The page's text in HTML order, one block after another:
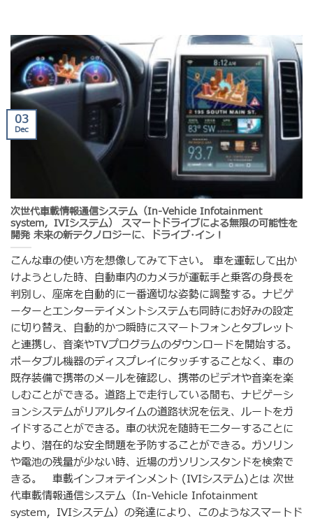
次世代車載情報通信システム（In-Vehicle Infotainment
system，IVIシステム） スマートドライブによる無限の可能性を
開発 未来の新テクノロジーに、ドライブ･イン！
こんな車の使い方を想像してみて下さい。 車を運転して出か
けようとした時、自動車内のカメラが運転手と乗客の身長を
判別し、座席を自動的に一番適切な姿勢に調整する。ナビゲ
ーターとエンターテイメントシステムも同時にお好みの設定
に切り替え、自動的かつ瞬時にスマートフォンとタブレット
と連携し、音楽やTVプログラムのダウンロードを開始する。
ポータブル機器のディスプレイにタッチすることなく、車の
既存装備で携帯のメールを確認し、携帯のビデオや音楽を楽
しむことができる。道路上で走行している間も、ナビゲーシ
ョンシステムがリアルタイムの道路状況を伝え、ルートをガ
イドすることができる。車の状況を随時モニターすることに
より、潜在的な安全問題を予防することができる。ガソリン
や電池の残量が少ない時、近場のガソリンスタンドを検索で
きる。 車載インフォテインメント (IVIシステム)とは 次世
代車載情報通信システム（In-Vehicle Infotainment
system，IVIシステム）の発達により、このようなスマートド
03
Dec